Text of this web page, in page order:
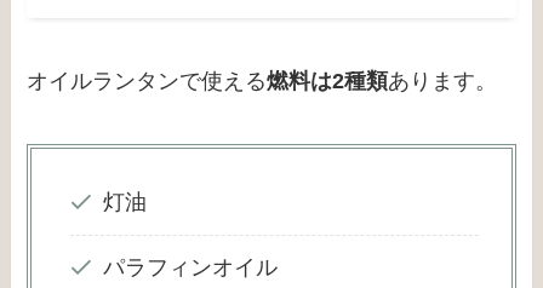
オイルランタンで使える燃料は2種類あります。
灯油
パラフィンオイル